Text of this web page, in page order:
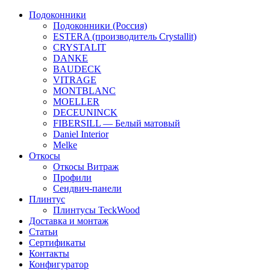
Подоконники
Подоконники (Россия)
ESTERA (производитель Crystallit)
CRYSTALIT
DANKE
BAUDECK
VITRAGE
MONTBLANC
MOELLER
DECEUNINCK
FIBERSILL — Белый матовый
Daniel Interior
Melke
Откосы
Откосы Витраж
Профили
Сендвич-панели
Плинтус
Плинтусы TeckWood
Доставка и монтаж
Статьи
Сертификаты
Контакты
Конфигуратор